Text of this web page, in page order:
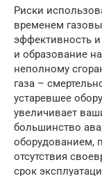
Риски
временем
эффективность
и образование
неполному
газа –
устаревшее
увеличивает
большинство
оборудованием,
отсутствия
срок